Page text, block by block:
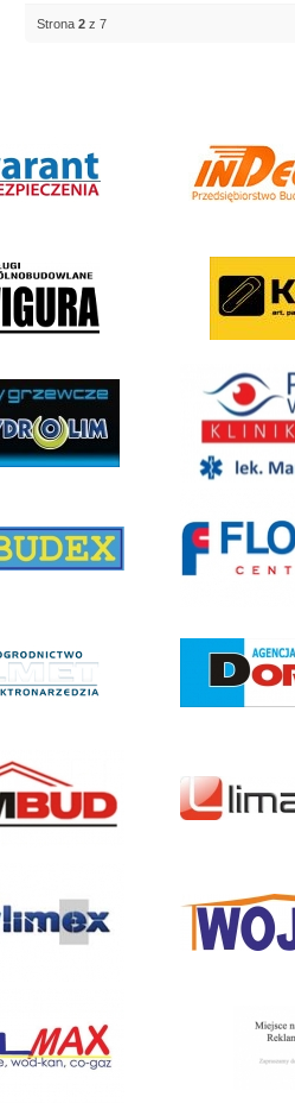
Strona 2z 7